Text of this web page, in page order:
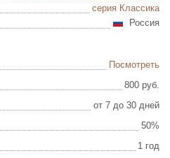
серия Классика
Россия
Посмотреть
800 руб.
от 7 до 30 дней
50%
1 год